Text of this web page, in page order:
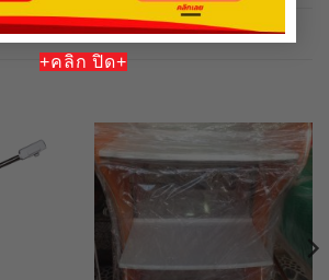
+คลิก ปิด+